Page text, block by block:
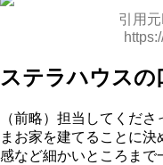
引用
ステラハウスの
（前略）担当してくだ
まお家を建てることに
感など細かいところまで